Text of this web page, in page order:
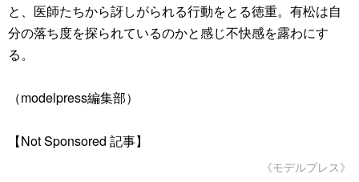
と、医師たちから訝しがられる行動をとる徳重。有松は自
分の落ち度を探られているのかと感じ不快感を露わにす
る。
（modelpress編集部）
【Not Sponsored 記事】
《モデルプレス》